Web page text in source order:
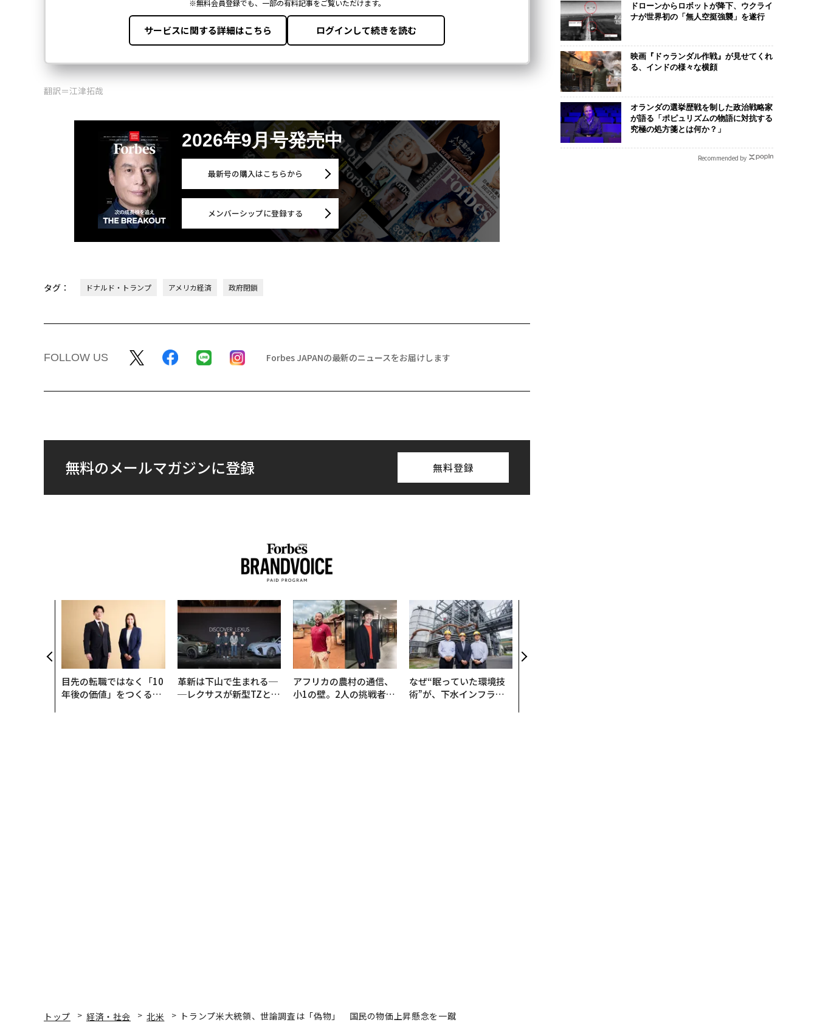
翻訳＝江津拓哉
2026年9月号発売中
最新号の購入はこちらから
メンバーシップに登録する
タグ： ドナルド・トランプ アメリカ経済 政府閉鎖
FOLLOW US Forbes JAPANの最新のニュースをお届けします
無料のメールマガジンに登録 無料登録
目先の転職ではなく「10
年後の価値」をつくる─
革新は下山で生まれる─
─レクサスが新型TZとE
アフリカの農村の通信、
小1の壁。2人の挑戦者が
なぜ“眠っていた環境技
術”が、下水インフラを
×PwC】
ドローンからロボットが降下、ウクライ
ナが世界初の「無人空挺強襲」を遂行
映画『ドゥランダル作戦』が見せてくれ
る、インドの様々な横顔
オランダの選挙歴戦を制した政治戦略家
が語る「ポピュリズムの物語に対抗する
究極の処方箋とは何か？」
Recommended by